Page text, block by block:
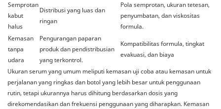
Semprotan
kabut
halus
Distribusi yang luas dan
ringan
Pola semprotan, ukuran tetesan,
penyumbatan, dan viskositas
formula.
Kemasan
tanpa
udara
Pengurangan paparan
produk dan pendistribusian
yang terkontrol.
Kompatibilitas formula, tingkat
evakuasi, dan biaya
Ukuran serum yang umum meliputi kemasan uji coba atau kemasan untuk
perjalanan yang ringkas dan botol yang lebih besar untuk penggunaan
rutin, tetapi ukurannya harus dihitung berdasarkan dosis yang
direkomendasikan dan frekuensi penggunaan yang diharapkan. Kemasan